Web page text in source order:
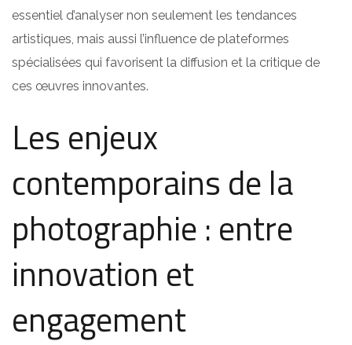
essentiel d’analyser non seulement les tendances
artistiques, mais aussi l’influence de plateformes
spécialisées qui favorisent la diffusion et la critique de
ces œuvres innovantes.
Les enjeux
contemporains de la
photographie : entre
innovation et
engagement